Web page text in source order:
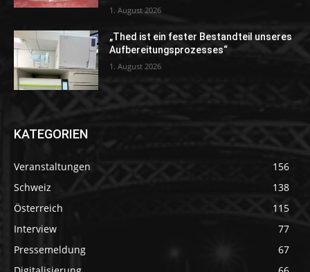
1. August 2026
„Thed ist ein fester Bestandteil unseres
Aufbereitungsprozesses“
1. August 2026
KATEGORIEN
Veranstaltungen
156
Schweiz
138
Österreich
115
Interview
77
Pressemeldung
67